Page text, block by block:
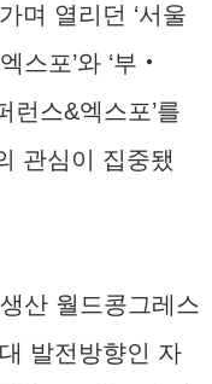
며 열리던 ‘서울
스포’와 ‘부‧
스&엑스포’를
관심이 집중됐
산 월드콩그레스
발전방향인 자